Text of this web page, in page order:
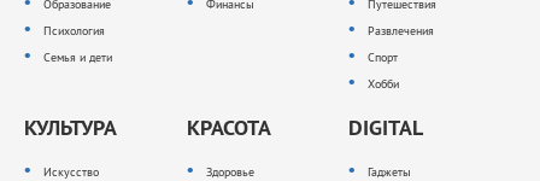
Образование
Психология
Семья и дети
Финансы
Путешествия
Развлечения
Спорт
Хобби
КУЛЬТУРА
Искусство
КРАСОТА
Здоровье
DIGITAL
Гаджеты